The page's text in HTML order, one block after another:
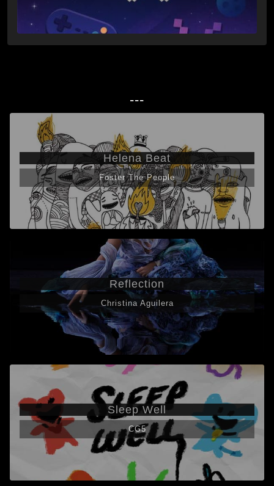
---
Helena Beat
Foster The People
Reflection
Christina Aguilera
Sleep Well
CG5